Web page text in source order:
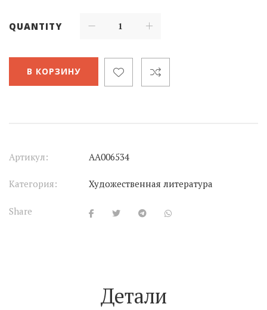
QUANTITY
В КОРЗИНУ
Артикул: АА006534
Категория: Художественная литература
Share
Детали